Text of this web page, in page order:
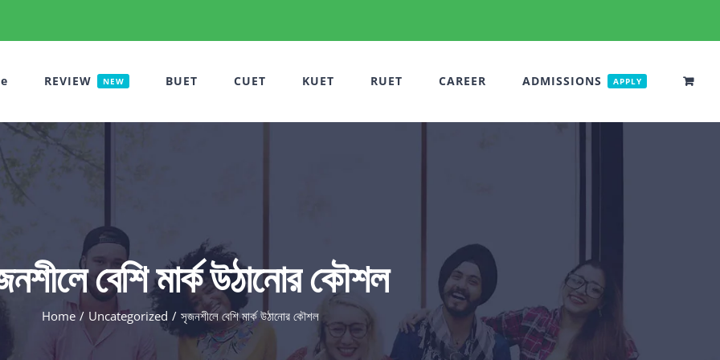
REVIEW NEW BUET CUET KUET RUET CAREER ADMISSIONS APPLY
বেশি মার্ক উঠানোর কৌশল
Home Uncategorized সৃজনশীলে বেশি মার্ক উঠানোর কৌশল